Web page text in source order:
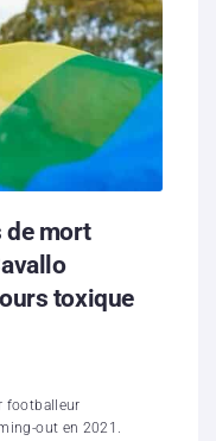
de mort
toxique
footballeur
out en 2021.